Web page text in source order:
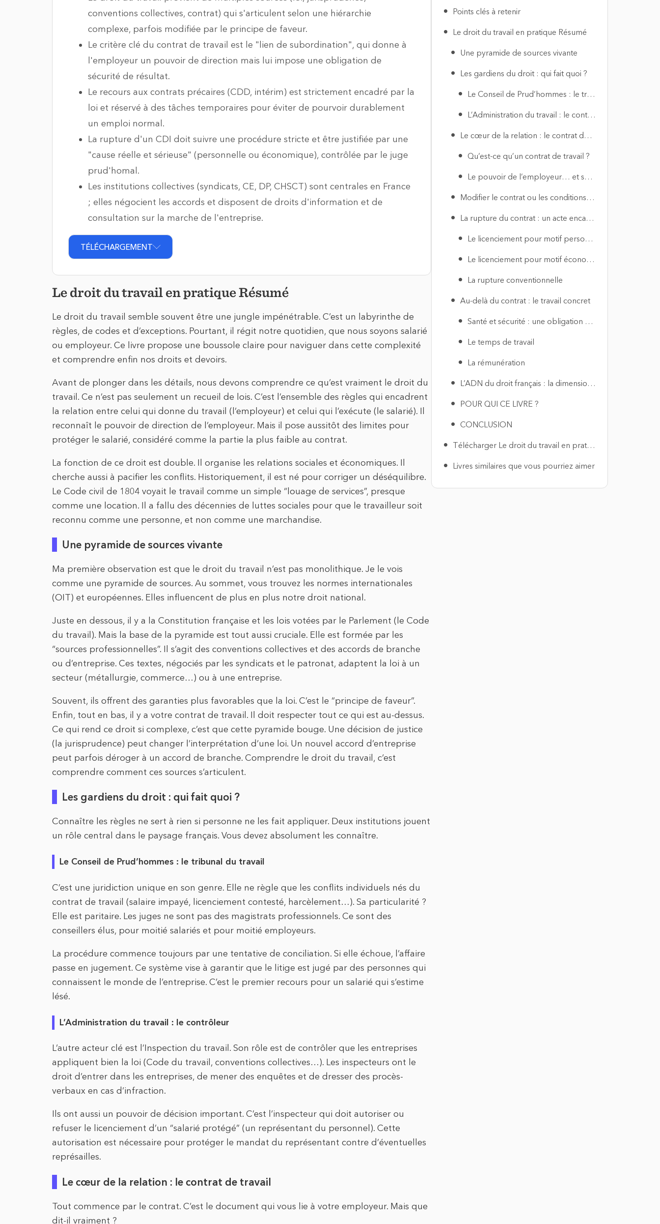
conventions collectives, contrat) qui s'articulent selon une hiérarchie
complexe, parfois modifiée par le principe de faveur.
Le critère clé du contrat de travail est le "lien de subordination", qui donne à
l'employeur un pouvoir de direction mais lui impose une obligation de
sécurité de résultat.
Le recours aux contrats précaires (CDD, intérim) est strictement encadré par la
loi et réservé à des tâches temporaires pour éviter de pourvoir durablement
un emploi normal.
La rupture d'un CDI doit suivre une procédure stricte et être justifiée par une
"cause réelle et sérieuse" (personnelle ou économique), contrôlée par le juge
prud'homal.
Les institutions collectives (syndicats, CE, DP, CHSCT) sont centrales en France
; elles négocient les accords et disposent de droits d'information et de
consultation sur la marche de l'entreprise.
TÉLÉCHARGEMENT
Le droit du travail en pratique Résumé
Le droit du travail semble souvent être une jungle impénétrable. C’est un labyrinthe de
règles, de codes et d’exceptions. Pourtant, il régit notre quotidien, que nous soyons salarié
ou employeur. Ce livre propose une boussole claire pour naviguer dans cette complexité
et comprendre enfin nos droits et devoirs.
Avant de plonger dans les détails, nous devons comprendre ce qu’est vraiment le droit du
travail. Ce n’est pas seulement un recueil de lois. C’est l’ensemble des règles qui encadrent
la relation entre celui qui donne du travail (l’employeur) et celui qui l’exécute (le salarié). Il
reconnaît le pouvoir de direction de l’employeur. Mais il pose aussitôt des limites pour
protéger le salarié, considéré comme la partie la plus faible au contrat.
La fonction de ce droit est double. Il organise les relations sociales et économiques. Il
cherche aussi à pacifier les conflits. Historiquement, il est né pour corriger un déséquilibre.
Le Code civil de 1804 voyait le travail comme un simple “louage de services”, presque
comme une location. Il a fallu des décennies de luttes sociales pour que le travailleur soit
reconnu comme une personne, et non comme une marchandise.
Une pyramide de sources vivante
Ma première observation est que le droit du travail n’est pas monolithique. Je le vois
comme une pyramide de sources. Au sommet, vous trouvez les normes internationales
(OIT) et européennes. Elles influencent de plus en plus notre droit national.
Juste en dessous, il y a la Constitution française et les lois votées par le Parlement (le Code
du travail). Mais la base de la pyramide est tout aussi cruciale. Elle est formée par les
“sources professionnelles”. Il s’agit des conventions collectives et des accords de branche
ou d’entreprise. Ces textes, négociés par les syndicats et le patronat, adaptent la loi à un
secteur (métallurgie, commerce…) ou à une entreprise.
Souvent, ils offrent des garanties plus favorables que la loi. C’est le “principe de faveur”.
Enfin, tout en bas, il y a votre contrat de travail. Il doit respecter tout ce qui est au-dessus.
Ce qui rend ce droit si complexe, c’est que cette pyramide bouge. Une décision de justice
(la jurisprudence) peut changer l’interprétation d’une loi. Un nouvel accord d’entreprise
peut parfois déroger à un accord de branche. Comprendre le droit du travail, c’est
comprendre comment ces sources s’articulent.
Les gardiens du droit : qui fait quoi ?
Connaître les règles ne sert à rien si personne ne les fait appliquer. Deux institutions jouent
un rôle central dans le paysage français. Vous devez absolument les connaître.
Le Conseil de Prud’hommes : le tribunal du travail
C’est une juridiction unique en son genre. Elle ne règle que les conflits individuels nés du
contrat de travail (salaire impayé, licenciement contesté, harcèlement…). Sa particularité ?
Elle est paritaire. Les juges ne sont pas des magistrats professionnels. Ce sont des
conseillers élus, pour moitié salariés et pour moitié employeurs.
La procédure commence toujours par une tentative de conciliation. Si elle échoue, l’affaire
passe en jugement. Ce système vise à garantir que le litige est jugé par des personnes qui
connaissent le monde de l’entreprise. C’est le premier recours pour un salarié qui s’estime
lésé.
L’Administration du travail : le contrôleur
L’autre acteur clé est l’Inspection du travail. Son rôle est de contrôler que les entreprises
appliquent bien la loi (Code du travail, conventions collectives…). Les inspecteurs ont le
droit d’entrer dans les entreprises, de mener des enquêtes et de dresser des procès-
verbaux en cas d’infraction.
Ils ont aussi un pouvoir de décision important. C’est l’inspecteur qui doit autoriser ou
refuser le licenciement d’un “salarié protégé” (un représentant du personnel). Cette
autorisation est nécessaire pour protéger le mandat du représentant contre d’éventuelles
représailles.
Le cœur de la relation : le contrat de travail
Tout commence par le contrat. C’est le document qui vous lie à votre employeur. Mais que
dit-il vraiment ?
Points clés à retenir
Le droit du travail en pratique Résumé
Une pyramide de sources vivante
Les gardiens du droit : qui fait quoi ?
Le Conseil de Prud’hommes : le tribunal du travail
L’Administration du travail : le contrôleur
Le cœur de la relation : le contrat de travail
Qu’est-ce qu’un contrat de travail ?
Le pouvoir de l’employeur… et ses limites
Modifier le contrat ou les conditions : une différence capitale
La rupture du contrat : un acte encadré
Le licenciement pour motif personnel
Le licenciement pour motif économique
La rupture conventionnelle
Au-delà du contrat : le travail concret
Santé et sécurité : une obligation de résultat
Le temps de travail
La rémunération
L’ADN du droit français : la dimension collective
POUR QUI CE LIVRE ?
CONCLUSION
Télécharger Le droit du travail en pratique PDF
Livres similaires que vous pourriez aimer